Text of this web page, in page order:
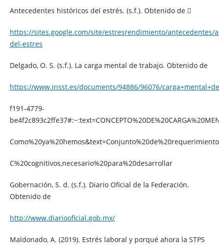
Antecedentes históricos del estrés. (s.f.). Obtenido de 
https://sites.google.com/site/estresrendimiento/antecedentes/
del-estres
Delgado, O. S. (s.f.). La carga mental de trabajo. Obtenido de
https://www.insst.es/documents/94886/96076/
f191-4779-
C%20cognitivos,necesario%20para%20desarrollar
Gobernación, S. d. (s.f.). Diario Oficial de la Federación.
Obtenido de
http://www.diariooficial.gob.mx/
Maldonado, A. (2019). Estrés laboral y porqué ahora la STPS